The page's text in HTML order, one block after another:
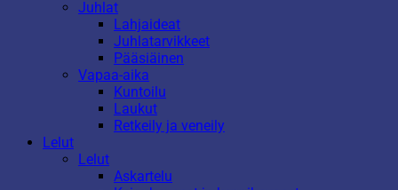
Juhlat
Lahjaideat
Juhlatarvikkeet
Pääsiäinen
Vapaa-aika
Kuntoilu
Laukut
Retkeily ja veneily
Lelut
Lelut
Askartelu